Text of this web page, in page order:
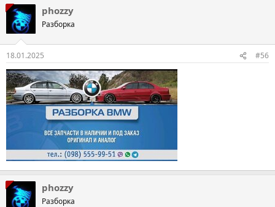
phozzy
Разборка
18.01.2025 #56
phozzy
Разборка